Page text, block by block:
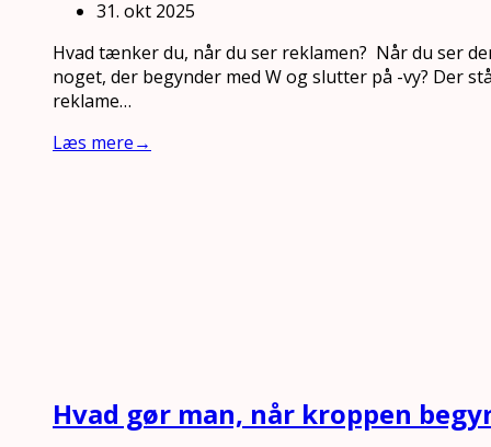
31. okt 2025
Hvad tænker du, når du ser reklamen? Når du ser
noget, der begynder med W og slutter på -vy? Der
reklame…
Læs mere→
Hvad gør man, når kroppen